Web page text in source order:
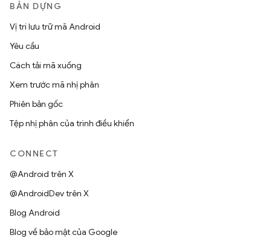
BẢN DỰNG
Vị trí lưu trữ mã Android
Yêu cầu
Cách tải mã xuống
Xem trước mã nhị phân
Phiên bản gốc
Tệp nhị phân của trình điều khiển
CONNECT
@Android trên X
@AndroidDev trên X
Blog Android
Blog về bảo mật của Google